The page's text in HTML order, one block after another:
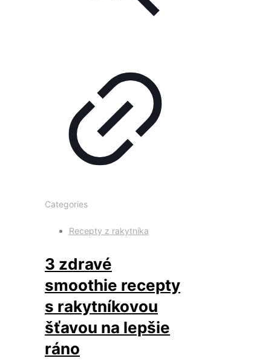
Categories
Recepty z rakytníka
3 zdravé
smoothie recepty
s rakytníkovou
šťavou na lepšie
ráno